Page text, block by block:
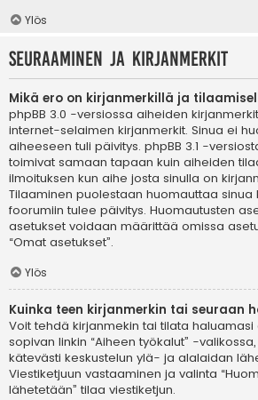
Ylös
Seuraaminen ja kirjanmerkit
Mikä ero on kirjanmerkillä ja
phpBB 3.0 -versiossa aiheiden
internet-selaimen kirjanmerkit. Sinua ei
aiheeseen tuli päivitys. phpBB 3.1 -
toimivat samaan tapaan kuin aiheiden
ilmoituksen kun aihe josta sinulla on
Tilaaminen puolestaan huomauttaa sinua
foorumiin tulee päivitys. Huomautusten
asetukset voidaan määrittää omissa
“Omat asetukset”.
Ylös
Kuinka teen kirjanmerkin tai seuraan
Voit tehdä kirjanmekin tai tilata
sopivan linkin “Aiheen työkalut” -
kätevästi keskustelun ylä- ja alalaidan
Viestiketjuun vastaaminen ja valinta
lähetetään” tilaa viestiketjun.